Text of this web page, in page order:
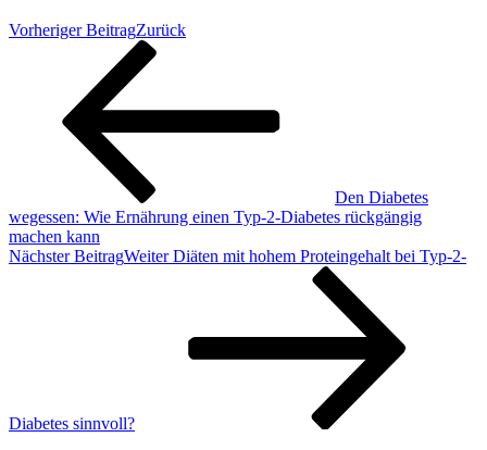
Vorheriger BeitragZurück
Den Diabetes
wegessen: Wie Ernährung einen Typ-2-Diabetes rückgängig
machen kann
Nächster BeitragWeiter Diäten mit hohem Proteingehalt bei Typ-2-
Diabetes sinnvoll?